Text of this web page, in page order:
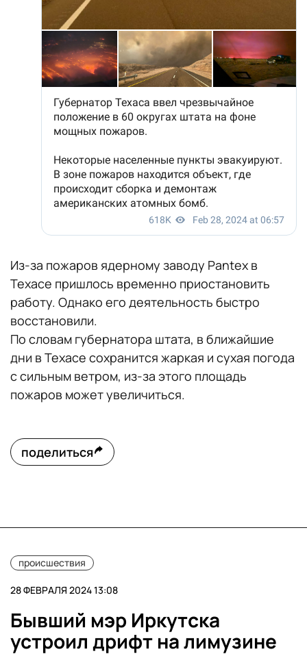
Из-за пожаров ядерному заводу Pantex в
Техасе пришлось временно приостановить
работу. Однако его деятельность быстро
восстановили.
По словам губернатора штата, в ближайшие
дни в Техасе сохранится жаркая и сухая погода
с сильным ветром, из-за этого площадь
пожаров может увеличиться.
поделиться
происшествия
28 ФЕВРАЛЯ 2024 13:08
Бывший мэр Иркутска
устроил дрифт на лимузине